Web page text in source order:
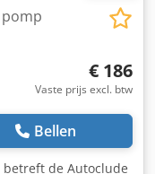
€ 186
Vaste prijs excl. btw
Bellen
betreft de Autoclude